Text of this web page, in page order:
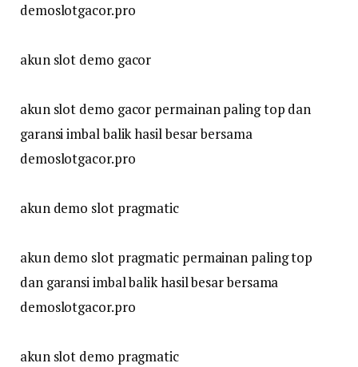
demoslotgacor.pro
akun slot demo gacor
akun slot demo gacor permainan paling top dan
garansi imbal balik hasil besar bersama
demoslotgacor.pro
akun demo slot pragmatic
akun demo slot pragmatic permainan paling top
dan garansi imbal balik hasil besar bersama
demoslotgacor.pro
akun slot demo pragmatic